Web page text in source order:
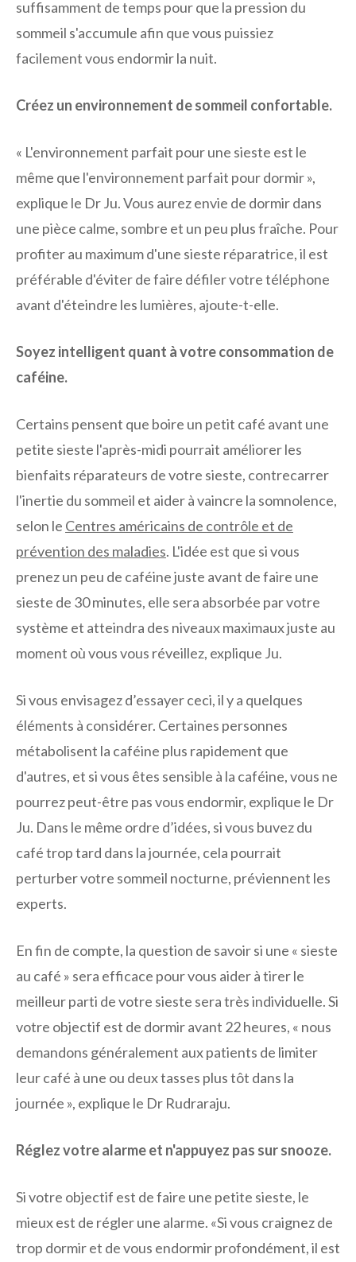
suffisamment de temps pour que la pression du
sommeil s'accumule afin que vous puissiez
facilement vous endormir la nuit.
Créez un environnement de sommeil confortable.
« L'environnement parfait pour une sieste est le
même que l'environnement parfait pour dormir »,
explique le Dr Ju. Vous aurez envie de dormir dans
une pièce calme, sombre et un peu plus fraîche. Pour
profiter au maximum d'une sieste réparatrice, il est
préférable d'éviter de faire défiler votre téléphone
avant d'éteindre les lumières, ajoute-t-elle.
Soyez intelligent quant à votre consommation de
caféine.
Certains pensent que boire un petit café avant une
petite sieste l'après-midi pourrait améliorer les
bienfaits réparateurs de votre sieste, contrecarrer
l'inertie du sommeil et aider à vaincre la somnolence,
selon le Centres américains de contrôle et de
prévention des maladies. L'idée est que si vous
prenez un peu de caféine juste avant de faire une
sieste de 30 minutes, elle sera absorbée par votre
système et atteindra des niveaux maximaux juste au
moment où vous vous réveillez, explique Ju.
Si vous envisagez d’essayer ceci, il y a quelques
éléments à considérer. Certaines personnes
métabolisent la caféine plus rapidement que
d'autres, et si vous êtes sensible à la caféine, vous ne
pourrez peut-être pas vous endormir, explique le Dr
Ju. Dans le même ordre d’idées, si vous buvez du
café trop tard dans la journée, cela pourrait
perturber votre sommeil nocturne, préviennent les
experts.
En fin de compte, la question de savoir si une « sieste
au café » sera efficace pour vous aider à tirer le
meilleur parti de votre sieste sera très individuelle. Si
votre objectif est de dormir avant 22 heures, « nous
demandons généralement aux patients de limiter
leur café à une ou deux tasses plus tôt dans la
journée », explique le Dr Rudraraju.
Réglez votre alarme et n'appuyez pas sur snooze.
Si votre objectif est de faire une petite sieste, le
mieux est de régler une alarme. «Si vous craignez de
trop dormir et de vous endormir profondément, il est